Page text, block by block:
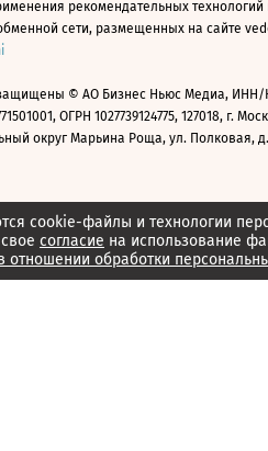
cookie-файлы и технологии
согласие на использование
отношении обработки
рекомендательных технологий
сети, размещенных на сайте
© АО Бизнес Ньюс Медиа, ИНН/
ОГРН 1027739124775, 127018, г.
округ Марьина Роща, ул. Полковая, д.